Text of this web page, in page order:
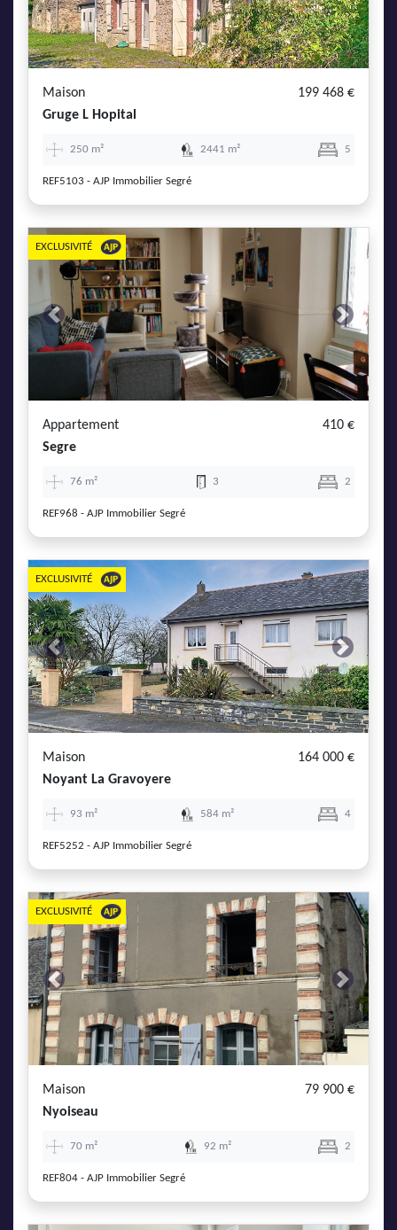
Maison
199 468 €
Gruge L Hopital
250 m² 2441 m² 5
REF5103 - AJP Immobilier Segré
Previous Next
EXCLUSIVITÉ
Appartement
410 €
Segre
76 m² 3 2
REF968 - AJP Immobilier Segré
Previous Next
EXCLUSIVITÉ
Maison
164 000 €
Noyant La Gravoyere
93 m² 584 m² 4
REF5252 - AJP Immobilier Segré
Previous Next
EXCLUSIVITÉ
Maison
79 900 €
Nyoiseau
70 m² 92 m² 2
REF804 - AJP Immobilier Segré